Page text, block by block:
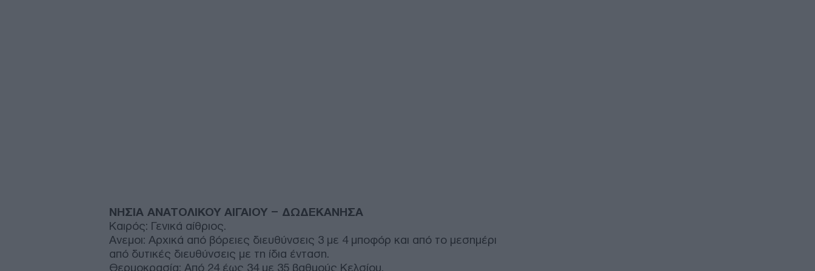
ΝΗΣΙΑ ΑΝΑΤΟΛΙΚΟΥ ΑΙΓΑΙΟΥ – ΔΩΔΕΚΑΝΗΣΑ
Καιρός: Γενικά αίθριος.
Ανεμοι: Αρχικά από βόρειες διευθύνσεις 3 με 4 μποφόρ και από το μεσημέρι
από δυτικές διευθύνσεις με τη ίδια ένταση.
Θερμοκρασία: Από 24 έως 34 με 35 βαθμούς Κελσίου.